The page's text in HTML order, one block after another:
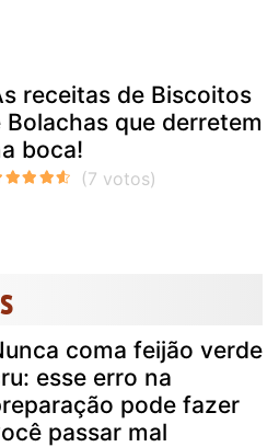
receitas de Biscoitos
Bolachas que derretem
boca!
coma feijão verde
esse erro na
pode fazer
passar mal